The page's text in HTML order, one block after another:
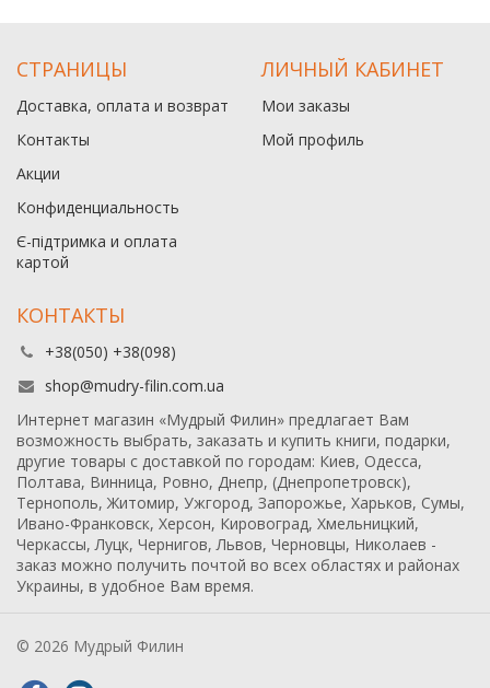
СТРАНИЦЫ
Доставка, оплата и возврат
Контакты
Акции
Конфиденциальность
Є-підтримка и оплата
картой
ЛИЧНЫЙ КАБИНЕТ
Мои заказы
Мой профиль
КОНТАКТЫ
+38(050) +38(098)
shop@mudry-filin.com.ua
Интернет магазин «Мудрый Филин» предлагает Вам
возможность выбрать, заказать и купить книги, подарки,
другие товары с доставкой по городам: Киев, Одесса,
Полтава, Винница, Ровно, Днепр, (Днепропетровск),
Тернополь, Житомир, Ужгород, Запорожье, Харьков, Сумы,
Ивано-Франковск, Херсон, Кировоград, Хмельницкий,
Черкассы, Луцк, Чернигов, Львов, Черновцы, Николаев -
заказ можно получить почтой во всех областях и районах
Украины, в удобное Вам время.
© 2026 Мудрый Филин